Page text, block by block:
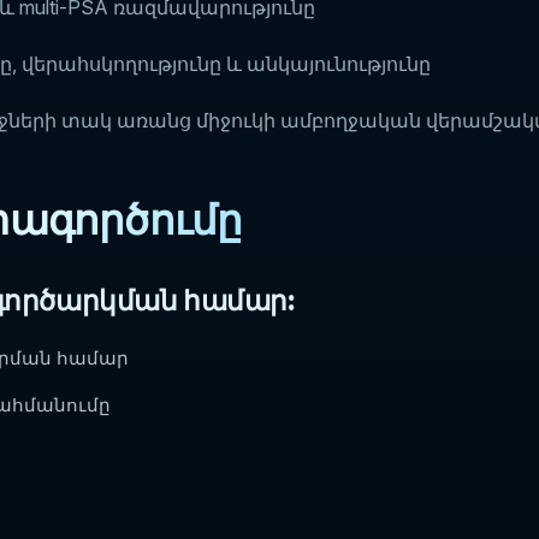
multi-PSA ռազմավարությունը
և անկայունությունը
տակ առանց միջուկի ամբողջական
համար:
համար